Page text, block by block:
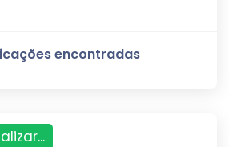
encontradas